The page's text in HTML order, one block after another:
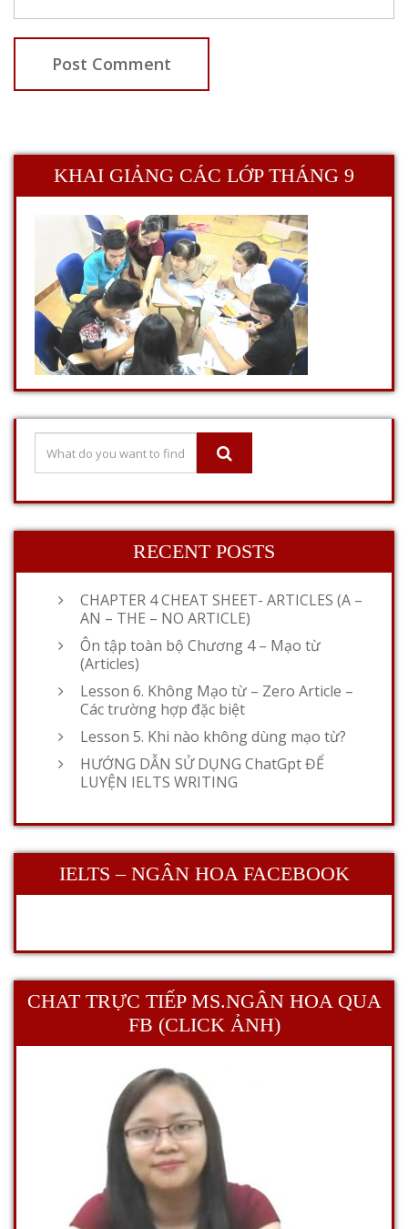
KHAI GIẢNG CÁC LỚP THÁNG 9
RECENT POSTS
CHAPTER 4 CHEAT SHEET- ARTICLES (A –
AN – THE – NO ARTICLE)
Ôn tập toàn bộ Chương 4 – Mạo từ
(Articles)
Lesson 6. Không Mạo từ – Zero Article –
Các trường hợp đặc biệt
Lesson 5. Khi nào không dùng mạo từ?
HƯỚNG DẪN SỬ DỤNG ChatGpt ĐỂ
LUYỆN IELTS WRITING
IELTS – NGÂN HOA FACEBOOK
CHAT TRỰC TIẾP MS.NGÂN HOA QUA
FB (CLICK ẢNH)